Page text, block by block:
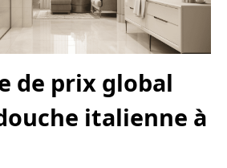
de prix global
italienne à